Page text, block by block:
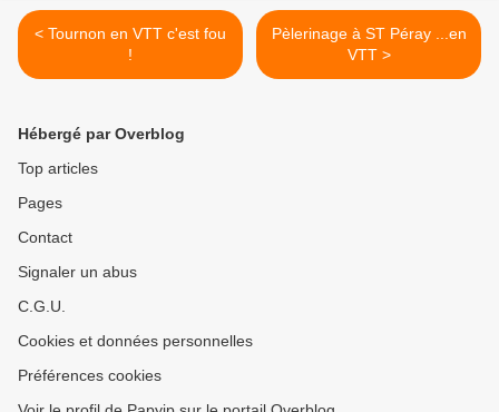
< Tournon en VTT c'est fou
!
Pèlerinage à ST Péray ...en
VTT >
Hébergé par Overblog
Top articles
Pages
Contact
Signaler un abus
C.G.U.
Cookies et données personnelles
Préférences cookies